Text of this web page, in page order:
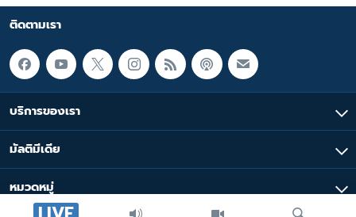
ติดตามเรา
บริการของเรา
มัลติมีเดีย
หมวดหมู่